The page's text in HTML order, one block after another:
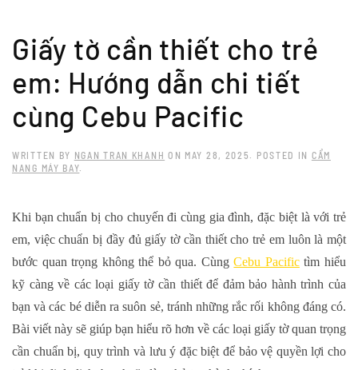
Skip to main content
Giấy tờ cần thiết cho trẻ
em: Hướng dẫn chi tiết
cùng Cebu Pacific
WRITTEN BY NGAN TRAN KHANH ON MAY 28, 2025 . POSTED IN CẨM
NANG MÁY BAY.
Khi bạn chuẩn bị cho chuyến đi cùng gia đình, đặc biệt là với trẻ
em, việc chuẩn bị đầy đủ giấy tờ cần thiết cho trẻ em luôn là một
bước quan trọng không thể bỏ qua. CùngCebu Pacifictìm hiểu
kỹ càng về các loại giấy tờ cần thiết để đảm bảo hành trình của
bạn và các bé diễn ra suôn sẻ, tránh những rắc rối không đáng có.
Bài viết này sẽ giúp bạn hiểu rõ hơn về các loại giấy tờ quan trọng
cần chuẩn bị, quy trình và lưu ý đặc biệt để bảo vệ quyền lợi cho